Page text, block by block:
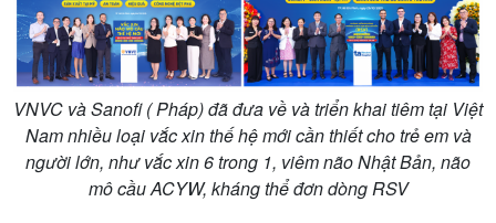
Chính trị
Tin Chính trị
Chính phủ với người dân
Quốc hội với cử tri
Xây dựng đảng
Đảng trong cuộc sống
Thế giới
Tin thế giới
Vấn đề quốc tế
Hồ sơ sự kiện quốc tế
Thế giới & Việt Nam
Biên cương - Một dải vững
VNVC và Sanofi ( Pháp) đã đưa về và triển khai tiêm tại Việt
Nam nhiều loại vắc xin thế hệ mới cần thiết cho trẻ em và
người lớn, như vắc xin 6 trong 1, viêm não Nhật Bản, não
mô cầu ACYW, kháng thể đơn dòng RSV